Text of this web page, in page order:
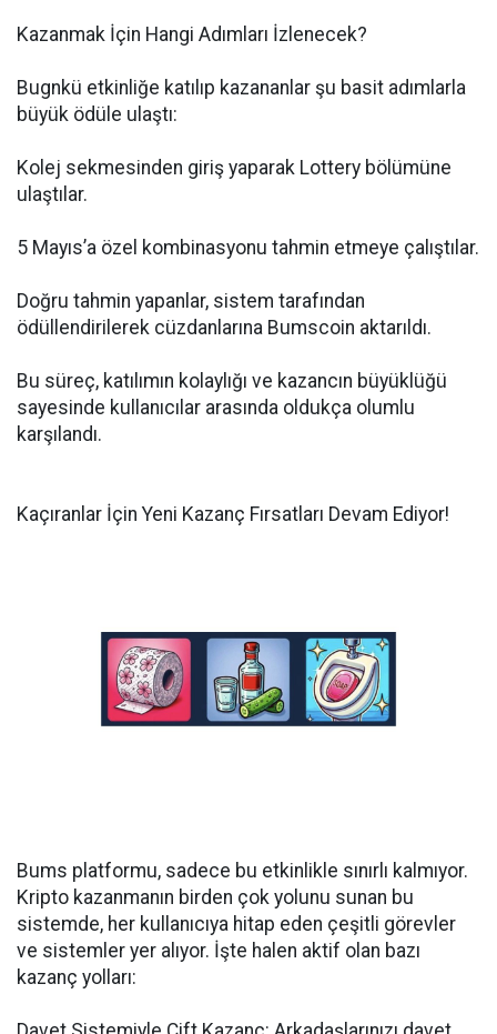
Kazanmak İçin Hangi Adımları İzlenecek?
Bugnkü etkinliğe katılıp kazananlar şu basit adımlarla
büyük ödüle ulaştı:
Kolej sekmesinden giriş yaparak Lottery bölümüne
ulaştılar.
5 Mayıs’a özel kombinasyonu tahmin etmeye çalıştılar.
Doğru tahmin yapanlar, sistem tarafından
ödüllendirilerek cüzdanlarına Bumscoin aktarıldı.
Bu süreç, katılımın kolaylığı ve kazancın büyüklüğü
sayesinde kullanıcılar arasında oldukça olumlu
karşılandı.
Kaçıranlar İçin Yeni Kazanç Fırsatları Devam Ediyor!
Bums platformu, sadece bu etkinlikle sınırlı kalmıyor.
Kripto kazanmanın birden çok yolunu sunan bu
sistemde, her kullanıcıya hitap eden çeşitli görevler
ve sistemler yer alıyor. İşte halen aktif olan bazı
kazanç yolları: